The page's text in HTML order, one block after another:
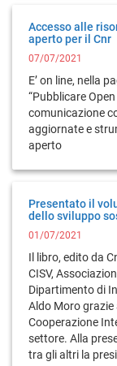
Accesso alle
aperto per il Cnr
07/07/2021
E’ on line, nella
“Pubblicare
comunicazione
aggiornate e
aperto
Presentato il
dello sviluppo
01/07/2021
Il libro, edito da
CISV,
Dipartimento di
Aldo Moro grazie
Cooperazione
settore. Alla
tra gli altri la